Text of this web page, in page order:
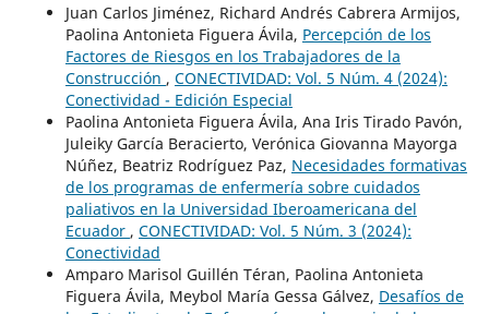
Juan Carlos Jiménez, Richard Andrés Cabrera Armijos,
Paolina Antonieta Figuera Ávila, Percepción de los
Factores de Riesgos en los Trabajadores de la
Construcción , CONECTIVIDAD: Vol. 5 Núm. 4 (2024):
Conectividad - Edición Especial
Paolina Antonieta Figuera Ávila, Ana Iris Tirado Pavón,
Juleiky García Beracierto, Verónica Giovanna Mayorga
Núñez, Beatriz Rodríguez Paz, Necesidades formativas
de los programas de enfermería sobre cuidados
paliativos en la Universidad Iberoamericana del
Ecuador , CONECTIVIDAD: Vol. 5 Núm. 3 (2024):
Conectividad
Amparo Marisol Guillén Téran, Paolina Antonieta
Figuera Ávila, Meybol María Gessa Gálvez, Desafíos de